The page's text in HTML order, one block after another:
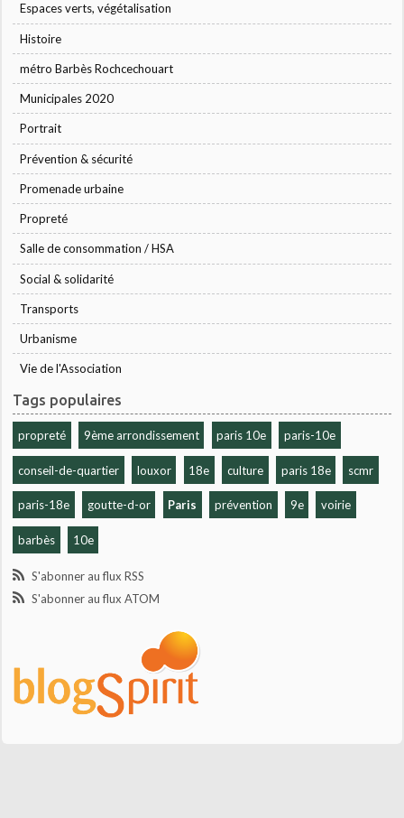
Espaces verts, végétalisation
Histoire
métro Barbès Rochcechouart
Municipales 2020
Portrait
Prévention & sécurité
Promenade urbaine
Propreté
Salle de consommation / HSA
Social & solidarité
Transports
Urbanisme
Vie de l'Association
Tags populaires
propreté 9ème arrondissement paris 10e paris-10e
conseil-de-quartier louxor 18e culture paris 18e scmr
paris-18e goutte-d-or Paris prévention 9e voirie
barbès 10e
S'abonner au flux RSS
S'abonner au flux ATOM